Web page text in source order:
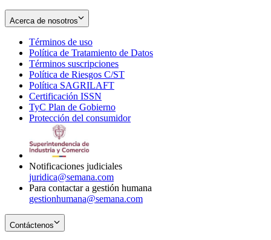
Acerca de nosotros
Términos de uso
in
new
window
Política de Tratamiento de Datos
Términos suscripciones
in
Política de Riesgos C/ST
Política SAGRILAFT
new
window
Certificación ISSN
in
new
TyC Plan de Gobierno
in
Protección del consumidorOpens
Notificaciones judiciales
juridica@semana.com
Para contactar a gestión humana
gestionhumana@semana.com
Contáctenos